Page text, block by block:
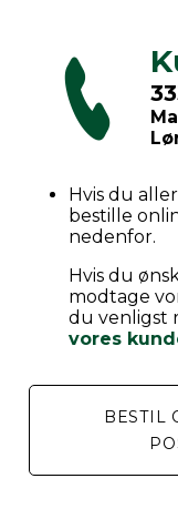
Hvis du
bestille
nedenfor.
Hvis du
modtage
du venligst
vores
BESTIL